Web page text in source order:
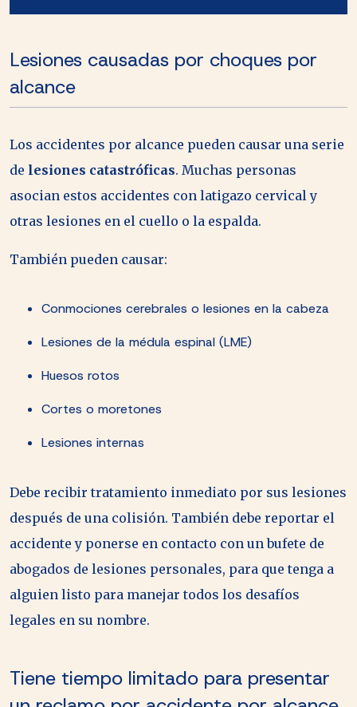
Lesiones causadas por choques por
alcance
Los accidentes por alcance pueden causar una serie
de lesiones catastróficas. Muchas personas
asocian estos accidentes con latigazo cervical y
otras lesiones en el cuello o la espalda.
También pueden causar:
Conmociones cerebrales o lesiones en la cabeza
Lesiones de la médula espinal (LME)
Huesos rotos
Cortes o moretones
Lesiones internas
Debe recibir tratamiento inmediato por sus lesiones
después de una colisión. También debe reportar el
accidente y ponerse en contacto con un bufete de
abogados de lesiones personales, para que tenga a
alguien listo para manejar todos los desafíos
legales en su nombre.
Tiene tiempo limitado para presentar